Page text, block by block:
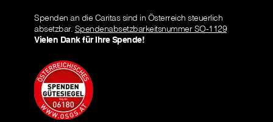
Spenden an die Caritas sind in Österreich steuerlich
absetzbar. Spendenabsetzbarkeitsnummer SO-1129
Vielen Dank für Ihre Spende!